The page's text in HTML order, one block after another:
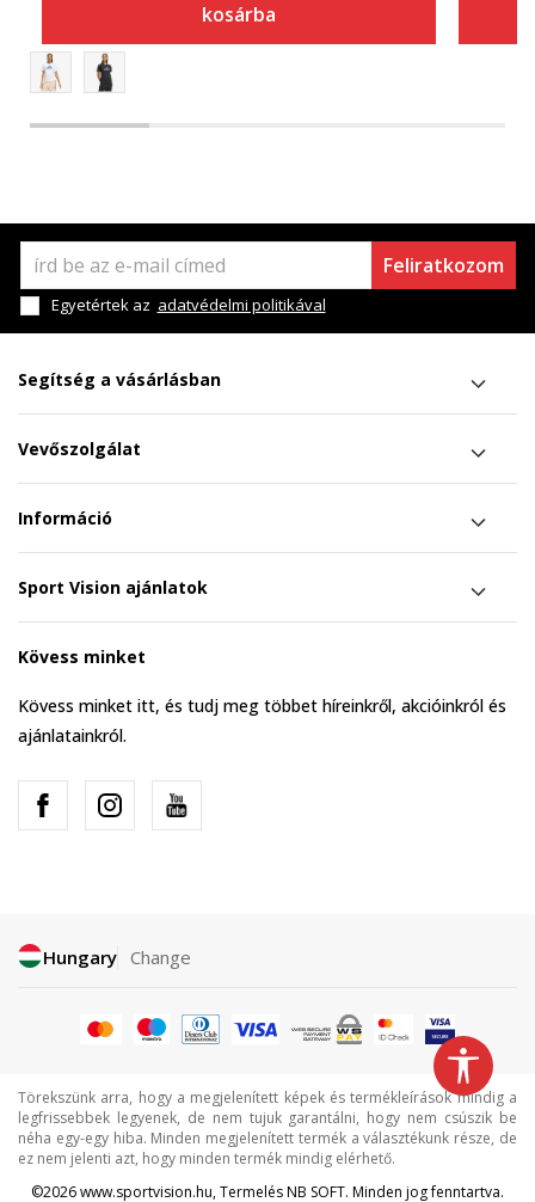
kosárba
Feliratkozom
Egyetértek az adatvédelmi politikával
Segítség a vásárlásban
Vevőszolgálat
Információ
Sport Vision ajánlatok
Kövess minket
Kövess minket itt, és tudj meg többet híreinkről, akcióinkról és
ajánlatainkról.
Hungary Change
Törekszünk arra, hogy a megjelenített képek és termékleírások mindig a
legfrissebbek legyenek, de nem tujuk garantálni, hogy nem csúszik be
néha egy-egy hiba. Minden megjelenített termék a választékunk része, de
ez nem jelenti azt, hogy minden termék mindig elérhető.
©2026www.sportvision.hu, TermelésNB SOFT. Minden jog fenntartva.